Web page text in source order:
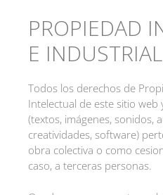
PROPIEDAD
E INDUSTRIAL
Todos los derechos de
Intelectual de este sitio
(textos, imágenes, sonidos,
creatividades, software)
obra colectiva o como
caso, a terceras personas.